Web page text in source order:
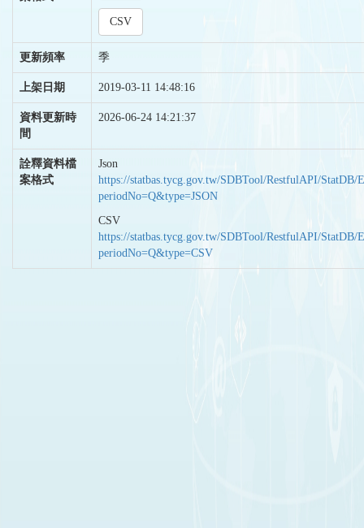
CSV
更新頻率 季
上架日期 2019-03-11 14:48:16
資料更新時
間
2026-06-24 14:21:37
詮釋資料檔
案格式
Json
https://statbas.tycg.gov.tw/SDBTool/RestfulAPI/StatDB/
periodNo=Q&type=JSON
CSV
https://statbas.tycg.gov.tw/SDBTool/RestfulAPI/StatDB/
periodNo=Q&type=CSV